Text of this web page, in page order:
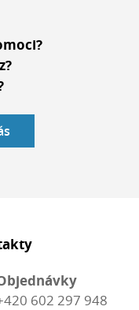
602 297 948